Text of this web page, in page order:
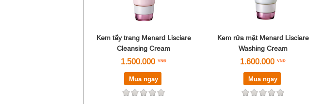
Kem tẩy trang Menard Lisciare
Cleansing Cream
1.500.000
Mua ngay
Kem rửa mặt Menard Lisciare
Washing Cream
1.600.000
Mua ngay